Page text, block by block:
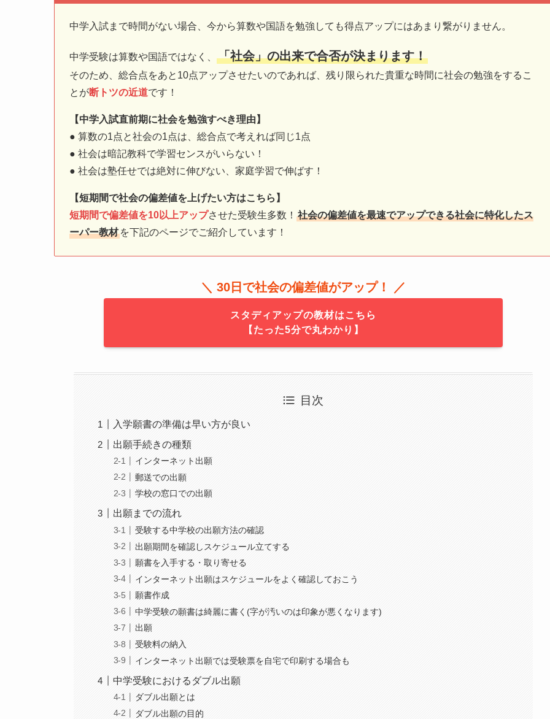
中学入試まで時間がない場合、今から算数や国語を勉強しても得点アップにはあまり繋がりません。
中学受験は算数や国語ではなく、 「社会」の出来で合否が決まります！
そのため、総合点をあと10点アップさせたいのであれば、残り限られた貴重な時間に社会の勉強をするこ
とが断トツの近道です！
【中学入試直前期に社会を勉強すべき理由】
● 算数の1点と社会の1点は、総合点で考えれば同じ1点
● 社会は暗記教科で学習センスがいらない！
● 社会は塾任せでは絶対に伸びない、家庭学習で伸ばす！
【短期間で社会の偏差値を上げたい方はこちら】
短期間で偏差値を10以上アップさせた受験生多数！ 社会の偏差値を最速でアップできる社会に特化したス
ーパー教材 を下記のページでご紹介しています！
＼ 30日で社会の偏差値がアップ！ ／
スタディアップの教材はこちら
【たった5分で丸わかり】
目次
入学願書の準備は早い方が良い
出願手続きの種類
インターネット出願
郵送での出願
学校の窓口での出願
出願までの流れ
受験する中学校の出願方法の確認
出願期間を確認しスケジュール立てする
願書を入手する・取り寄せる
インターネット出願はスケジュールをよく確認しておこう
願書作成
中学受験の願書は綺麗に書く(字が汚いのは印象が悪くなります)
出願
受験料の納入
インターネット出願では受験票を自宅で印刷する場合も
中学受験におけるダブル出願
ダブル出願とは
ダブル出願の目的